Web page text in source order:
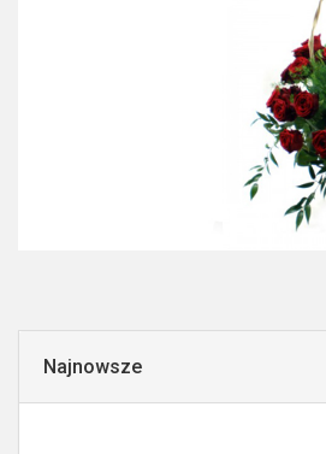
Najnowsze